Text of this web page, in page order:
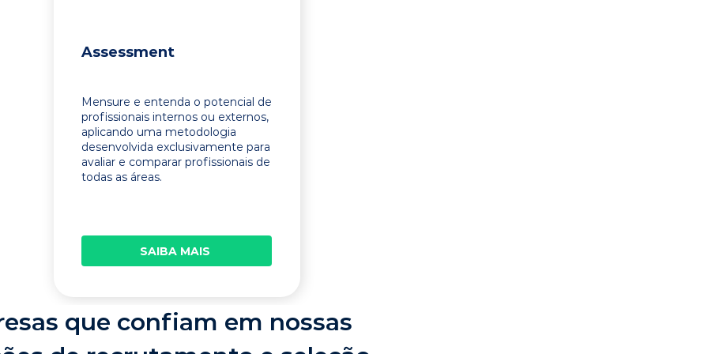
Assessment
Mensure e entenda o potencial de
profissionais internos ou externos,
aplicando uma metodologia
desenvolvida exclusivamente para
avaliar e comparar profissionais de
todas as áreas.
SAIBA MAIS
que confiam em nossas